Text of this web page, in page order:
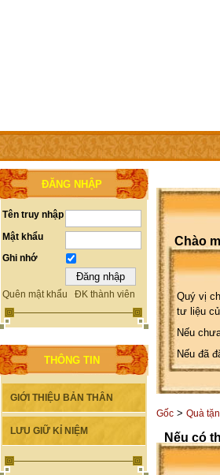
TRANG CHỦ THÀNH VIÊN TRỢ GIÚP
ĐĂNG NHẬP
Tên truy nhập
Mật khẩu
Ghi nhớ
Quên mật khẩu ĐK thành viên
THÔNG TIN
GIỚI THIỆU BẢN THÂN
LƯU GIỮ KỈ NIỆM
Chào
Quý vị
tư liệu
Nếu
Nếu đã
Gốc > Quà
Nếu có